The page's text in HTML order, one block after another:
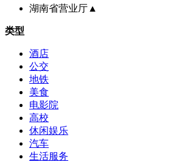
湖南省营业厅 ▲
类型
酒店
公交
地铁
美食
电影院
高校
休闲娱乐
汽车
生活服务